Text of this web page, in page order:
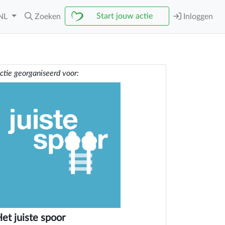
Zoeken Start jouw actie Inloggen
georganiseerd voor:
juiste spoor